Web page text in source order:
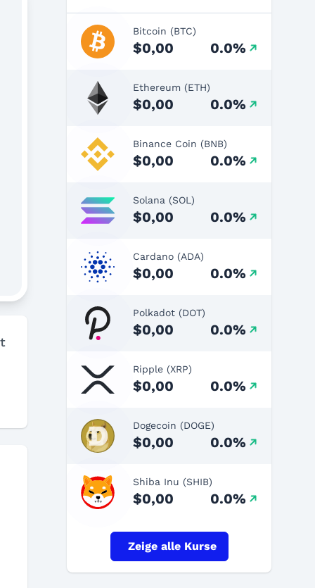
Bitcoin (BTC)
$0,00 0.0%
Ethereum (ETH)
$0,00 0.0%
Binance Coin (BNB)
$0,00 0.0%
Solana (SOL)
$0,00 0.0%
Cardano (ADA)
$0,00 0.0%
Polkadot (DOT)
$0,00 0.0%
Ripple (XRP)
$0,00 0.0%
Dogecoin (DOGE)
$0,00 0.0%
Shiba Inu (SHIB)
$0,00 0.0%
Zeige alle Kurse